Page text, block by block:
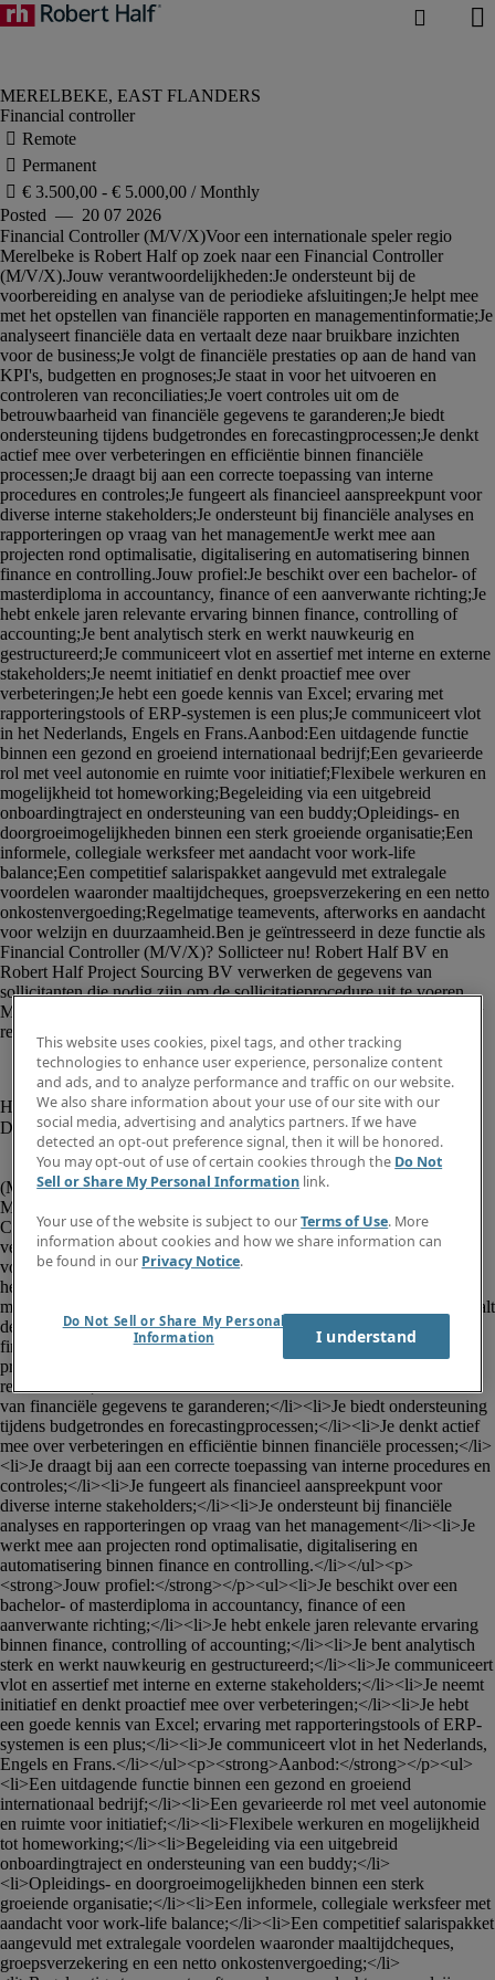
Financial controller
						<p><strong>Financial Controller
(M/V/X)</strong></p><p>Voor een internationale speler regio
Merelbeke is Robert Half op zoek naar een <strong>Financial
Controller (M/V/X)</strong>.</p><p><strong>Jouw
verantwoordelijkheden:</strong></p><ul><li>Je ondersteunt bij de
voorbereiding en analyse van de periodieke afsluitingen;</li><li>Je
helpt mee met het opstellen van financiële rapporten en
managementinformatie;</li><li>Je analyseert financiële data en vertaalt
deze naar bruikbare inzichten voor de business;</li><li>Je volgt de
financiële prestaties op aan de hand van KPI's, budgetten en
prognoses;</li><li>Je staat in voor het uitvoeren en controleren van
reconciliaties;</li><li>Je voert controles uit om de betrouwbaarheid
van financiële gegevens te garanderen;</li><li>Je biedt ondersteuning
tijdens budgetrondes en forecastingprocessen;</li><li>Je denkt actief
mee over verbeteringen en efficiëntie binnen financiële processen;</li>
<li>Je draagt bij aan een correcte toepassing van interne procedures en
controles;</li><li>Je fungeert als financieel aanspreekpunt voor
diverse interne stakeholders;</li><li>Je ondersteunt bij financiële
analyses en rapporteringen op vraag van het management</li><li>Je
werkt mee aan projecten rond optimalisatie, digitalisering en
automatisering binnen finance en controlling.</li></ul><p>
<strong>Jouw profiel:</strong></p><ul><li>Je beschikt over een
bachelor- of masterdiploma in accountancy, finance of een
aanverwante richting;</li><li>Je hebt enkele jaren relevante ervaring
binnen finance, controlling of accounting;</li><li>Je bent analytisch
sterk en werkt nauwkeurig en gestructureerd;</li><li>Je communiceert
vlot en assertief met interne en externe stakeholders;</li><li>Je neemt
initiatief en denkt proactief mee over verbeteringen;</li><li>Je hebt
een goede kennis van Excel; ervaring met rapporteringstools of ERP-
systemen is een plus;</li><li>Je communiceert vlot in het Nederlands,
Engels en Frans.</li></ul><p><strong>Aanbod:</strong></p><ul>
<li>Een uitdagende functie binnen een gezond en groeiend
internationaal bedrijf;</li><li>Een gevarieerde rol met veel autonomie
en ruimte voor initiatief;</li><li>Flexibele werkuren en mogelijkheid
tot homeworking;</li><li>Begeleiding via een uitgebreid
onboardingtraject en ondersteuning van een buddy;</li>
<li>Opleidings- en doorgroeimogelijkheden binnen een sterk
groeiende organisatie;</li><li>Een informele, collegiale werksfeer met
aandacht voor work-life balance;</li><li>Een competitief salarispakket
aangevuld met extralegale voordelen waaronder maaltijdcheques,
groepsverzekering en een netto onkostenvergoeding;</li>
This website uses cookies, pixel tags, and other tracking
technologies to enhance user experience, personalize content
and ads, and to analyze performance and traffic on our website.
We also share information about your use of our site with our
social media, advertising and analytics partners. If we have
detected an opt-out preference signal, then it will be honored.
You may opt-out of use of certain cookies through the Do Not
Sell or Share My Personal Information link.
Your use of the website is subject to ourTerms of Use. More
information about cookies and how we share information can
be found in our Privacy Notice.
Do Not Sell or Share My Personal
Information
I understand